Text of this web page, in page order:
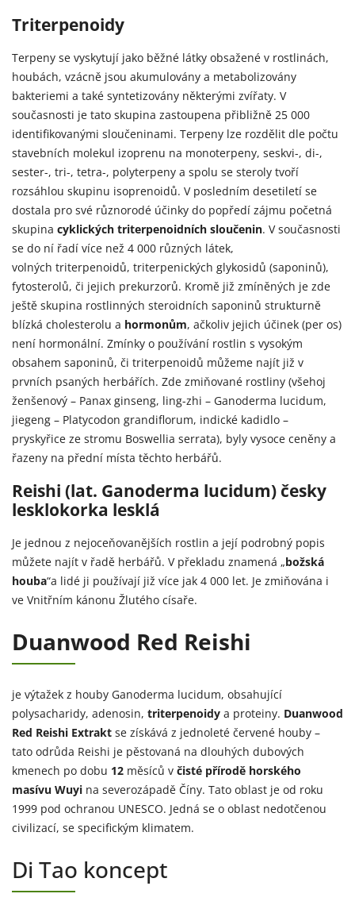
Triterpenoidy
Terpeny se vyskytují jako běžné látky obsažené v rostlinách,
houbách, vzácně jsou akumulovány a metabolizovány
bakteriemi a také syntetizovány některými zvířaty. V
současnosti je tato skupina zastoupena přibližně 25 000
identifikovanými sloučeninami. Terpeny lze rozdělit dle počtu
stavebních molekul izoprenu na monoterpeny, seskvi-, di-,
sester-, tri-, tetra-, polyterpeny a spolu se steroly tvoří
rozsáhlou skupinu isoprenoidů. V posledním desetiletí se
dostala pro své různorodé účinky do popředí zájmu početná
skupina cyklických triterpenoidních sloučenin. V současnosti
se do ní řadí více než 4 000 různých látek,
volných triterpenoidů, triterpenických glykosidů (saponinů),
fytosterolů, či jejich prekurzorů. Kromě již zmíněných je zde
ještě skupina rostlinných steroidních saponinů strukturně
blízká cholesterolu a hormonům, ačkoliv jejich účinek (per os)
není hormonální. Zmínky o používání rostlin s vysokým
obsahem saponinů, či triterpenoidů můžeme najít již v
prvních psaných herbářích. Zde zmiňované rostliny (všehoj
ženšenový – Panax ginseng, ling-zhi – Ganoderma lucidum,
jiegeng – Platycodon grandiflorum, indické kadidlo –
pryskyřice ze stromu Boswellia serrata), byly vysoce ceněny a
řazeny na přední místa těchto herbářů.
Reishi (lat. Ganoderma lucidum) česky
lesklokorka lesklá
Je jednou z nejoceňovanějších rostlin a její podrobný popis
můžete najít v řadě herbářů. V překladu znamená „božská
houba“a lidé ji používají již více jak 4 000 let. Je zmiňována i
ve Vnitřním kánonu Žlutého císaře.
Duanwood Red Reishi
je výtažek z houby Ganoderma lucidum, obsahující
polysacharidy, adenosin, triterpenoidy a proteiny. Duanwood
Red Reishi Extrakt se získává z jednoleté červené houby –
tato odrůda Reishi je pěstovaná na dlouhých dubových
kmenech po dobu 12 měsíců v čisté přírodě horského
masívu Wuyi na severozápadě Číny. Tato oblast je od roku
1999 pod ochranou UNESCO. Jedná se o oblast nedotčenou
civilizací, se specifickým klimatem.
Di Tao koncept